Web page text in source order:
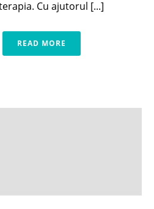
Cu ajutorul [...]
READ MORE